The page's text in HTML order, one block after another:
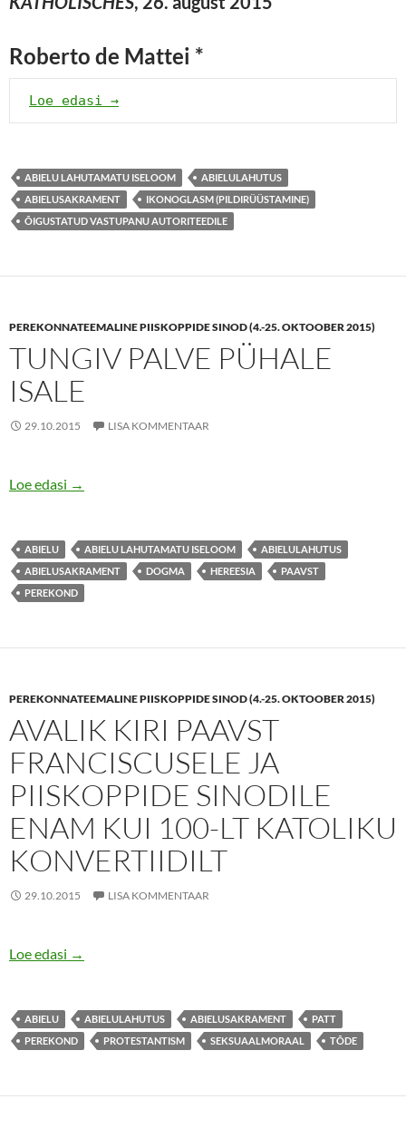
Roberto de Mattei *
Loe edasi Püha Theodorus Studiit ja “abielu
→
ABIELU LAHUTAMATU ISELOOM
ABIELULAHUTUS
ABIELUSAKRAMENT
IKONOGLASM (PILDIRÜÜSTAMINE)
ÕIGUSTATUD VASTUPANU AUTORITEEDILE
PEREKONNATEEMALINE PIISKOPPIDE SINOD (4.-25. OKTOOBER 2015)
TUNGIV PALVE PÜHALE
ISALE
29.10.2015 LISA KOMMENTAAR
Loe edasi TUNGIV PALVE PÜHALE ISALE
→
ABIELU ABIELU LAHUTAMATU ISELOOM
ABIELULAHUTUS
ABIELUSAKRAMENT
DOGMA HEREESIA
PAAVST
PEREKOND
PEREKONNATEEMALINE PIISKOPPIDE SINOD (4.-25. OKTOOBER 2015)
AVALIK KIRI PAAVST
FRANCISCUSELE JA
PIISKOPPIDE SINODILE
ENAM KUI 100-LT KATOLIKU
KONVERTIIDILT
29.10.2015 LISA KOMMENTAAR
Loe edasi Avalik kiri Paavst Franciscusele ja Piiskoppide
→
ABIELU ABIELULAHUTUS ABIELUSAKRAMENT
PATT
PEREKOND
PROTESTANTISM SEKSUAALMORAAL TÕDE